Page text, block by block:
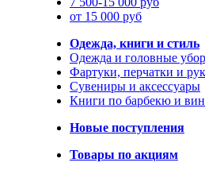
от 15 000 руб
Одежда, книги и стиль
Одежда и головные
Фартуки, перчатки и
Сувениры и аксессуары
Книги по барбекю и
Новые поступления
Товары по акциям